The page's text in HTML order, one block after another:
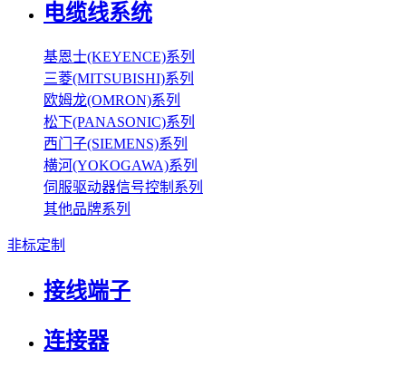
电缆线系统
基恩士(KEYENCE)系列
三菱(MITSUBISHI)系列
欧姆龙(OMRON)系列
松下(PANASONIC)系列
西门子(SIEMENS)系列
横河(YOKOGAWA)系列
伺服驱动器信号控制系列
其他品牌系列
非标定制
接线端子
连接器